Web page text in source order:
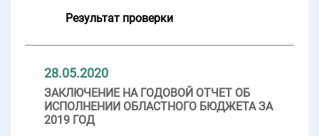
Результат проверки
28.05.2020
ЗАКЛЮЧЕНИЕ НА ГОДОВОЙ ОТЧЕТ ОБ
ИСПОЛНЕНИИ ОБЛАСТНОГО БЮДЖЕТА ЗА
2019 ГОД